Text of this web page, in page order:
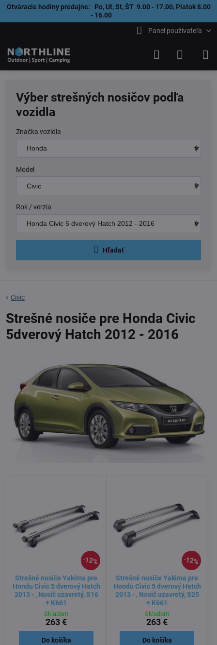
Otváracie hodiny predajne: Po, Ut, St, ŠT 9.00 - 17.00, Piatok 8.00
- 16.00
Panel používateľa
Výber strešných nosičov podľa
vozidla
Značka vozidla
Model
Rok / verzia
Hľadať
Civic
Strešné nosiče pre Honda Civic
5dverový Hatch 2012 - 2016
12%
Strešné nosiče Yakima pre
Hondu Civic 5 dverový Hatch
2013 - , Nosič uzavretý, S16
+ K661
Skladom
263 €
Do košíka
12%
Strešné nosiče Yakima pre
Hondu Civic 5 dverový Hatch
2013 - , Nosič uzavretý, S25
+ K661
Skladom
263 €
Do košíka